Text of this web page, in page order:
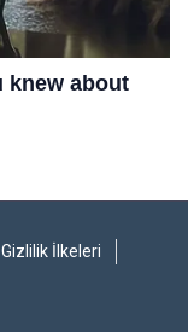
Gizlilik İlkeleri